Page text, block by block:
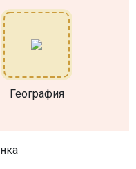
География